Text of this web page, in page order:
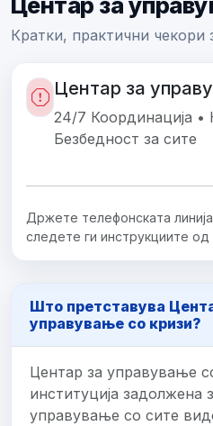
Центар за
Кратки, практични чекори
Центар за
24/7 Координација •
Безбедност за сите
Држете телефонската
следете ги инструкциите
Што претставува
управување со кризи?
Центар за управување
институција задолжена
управување со сите